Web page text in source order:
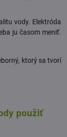
vody. Elektróda
ju časom meniť.
ktorý sa tvorí
použiť